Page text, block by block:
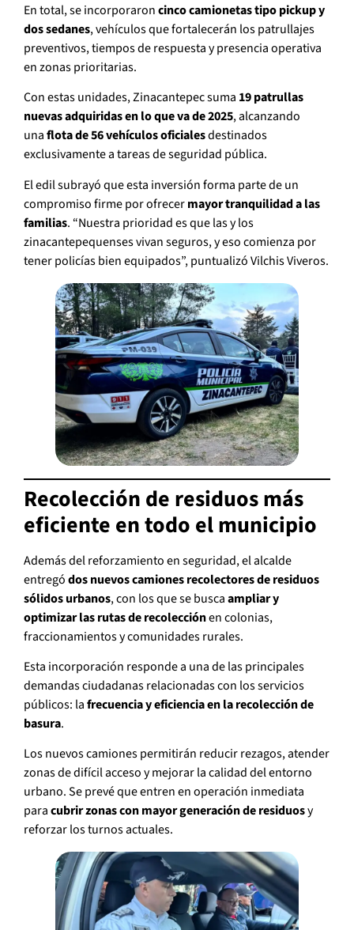
En total, se incorporaroncinco camionetas tipo pickup y
dos sedanes, vehículos que fortalecerán los patrullajes
preventivos, tiempos de respuesta y presencia operativa
en zonas prioritarias.
Con estas unidades, Zinacantepec suma 19 patrullas
nuevas adquiridas en lo que va de 2025, alcanzando
unaflota de 56 vehículos oficialesdestinados
exclusivamente a tareas de seguridad pública.
El edil subrayó que esta inversión forma parte de un
compromiso firme por ofrecermayor tranquilidad a las
familias. “Nuestra prioridad es que las y los
zinacantepequenses vivan seguros, y eso comienza por
tener policías bien equipados”, puntualizó Vilchis Viveros.
Recolección de residuos más
eficiente en todo el municipio
Además del reforzamiento en seguridad, el alcalde
entregódos nuevos camiones recolectores de residuos
sólidos urbanos, con los que se buscaampliar y
optimizar las rutas de recolecciónen colonias,
fraccionamientos y comunidades rurales.
Esta incorporación responde a una de las principales
demandas ciudadanas relacionadas con los servicios
públicos: lafrecuencia y eficiencia en la recolección de
basura.
Los nuevos camiones permitirán reducir rezagos, atender
zonas de difícil acceso y mejorar la calidad del entorno
urbano. Se prevé que entren en operación inmediata
paracubrir zonas con mayor generación de residuosy
reforzar los turnos actuales.